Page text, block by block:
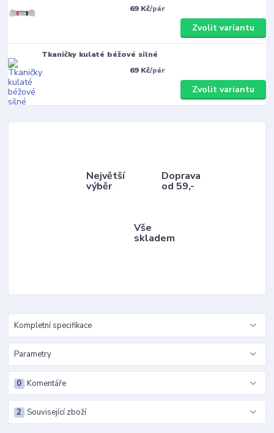
69 Kč/pár
Zvolit variantu
Tkaničky kulaté béžové silné
69 Kč/pár
Zvolit variantu
Největší
výběr
Doprava
od 59,-
Vše
skladem
Kompletní specifikace
Parametry
Komentáře
0
Související zboží
2